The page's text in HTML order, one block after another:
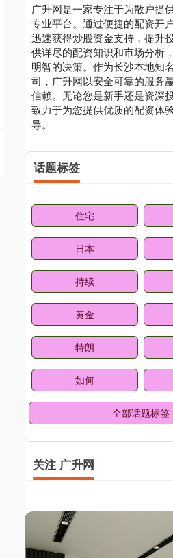
广升网是一家专注于为散户提
专业平台。通过便捷的配资开
迅速获得炒股资金支持，提升
供详尽的配资知识和市场分析
明智的决策。作为长沙本地知
司，广升网以安全可靠的服务
信赖。无论您是新手还是资深
致力于为您提供优质的配资体
导。
话题标签
住宅
日本
持续
黄金
特朗
如何
全部话题标签
关注 广升网